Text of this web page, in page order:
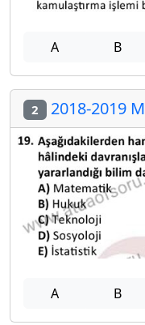
A B
2 2018-2019
A B